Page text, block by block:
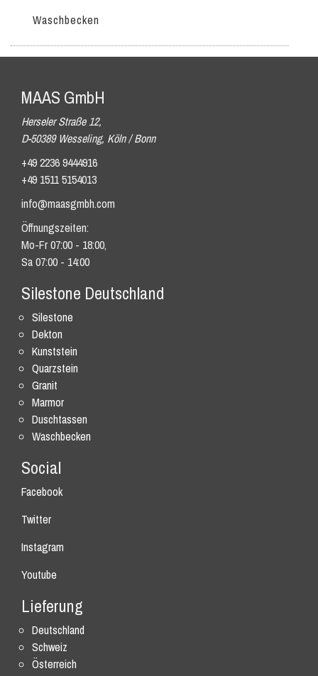
Waschbecken
MAAS GmbH
Herseler Straße 12,
D-50389 Wesseling, Köln / Bonn
+49 2236 9444916
+49 1511 5154013
info@maasgmbh.com
Öffnungszeiten:
Mo-Fr 07:00 - 18:00,
Sa 07:00 - 14:00
Silestone Deutschland
Silestone
Dekton
Kunststein
Quarzstein
Granit
Marmor
Duschtassen
Waschbecken
Social
Facebook
Twitter
Instagram
Youtube
Lieferung
Deutschland
Schweiz
Österreich